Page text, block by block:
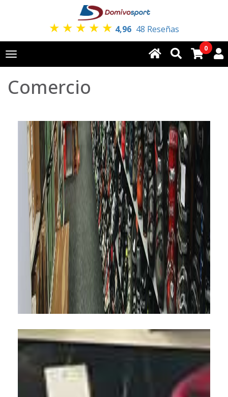
★ ★ ★ ★ ★ 4,96 48 Reseñas
Toggle
navigation
0
Comercio